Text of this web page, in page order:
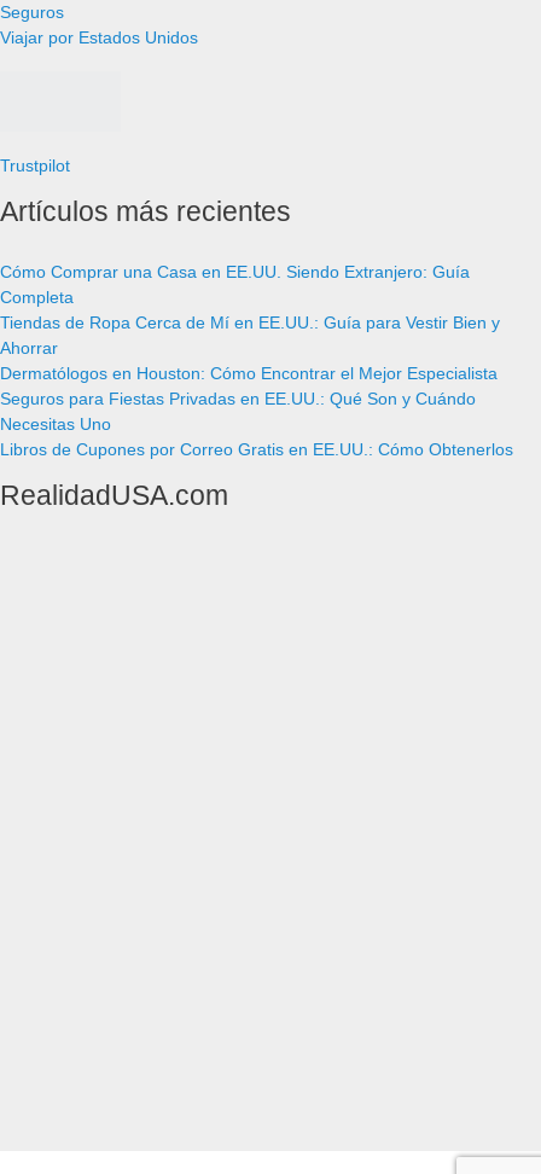
Seguros
Viajar por Estados Unidos
Trustpilot
Artículos más recientes
Cómo Comprar una Casa en EE.UU. Siendo Extranjero: Guía
Completa
Tiendas de Ropa Cerca de Mí en EE.UU.: Guía para Vestir Bien y
Ahorrar
Dermatólogos en Houston: Cómo Encontrar el Mejor Especialista
Seguros para Fiestas Privadas en EE.UU.: Qué Son y Cuándo
Necesitas Uno
Libros de Cupones por Correo Gratis en EE.UU.: Cómo Obtenerlos
RealidadUSA.com